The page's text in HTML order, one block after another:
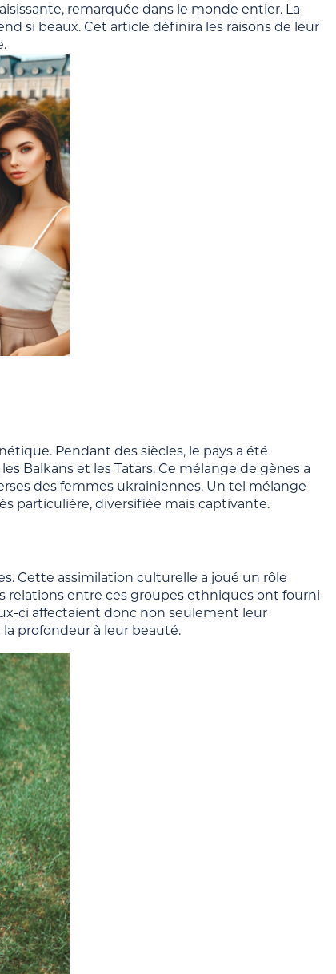
remarquée dans le monde entier. La
si beaux. Cet article définira les raisons de leur
Pendant des siècles, le pays a été
Balkans et les Tatars. Ce mélange de gènes a
des femmes ukrainiennes. Un tel mélange
particulière, diversifiée mais captivante.
Cette assimilation culturelle a joué un rôle
relations entre ces groupes ethniques ont fourni
ci affectaient donc non seulement leur
profondeur à leur beauté.